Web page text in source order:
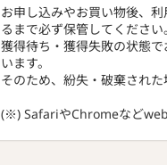
お申し込みやお買い物後、
るまで必ず保管してください。
獲得待ち・獲得失敗の状態
います。
そのため、紛失・破棄され
(※) SafariやChromeなど